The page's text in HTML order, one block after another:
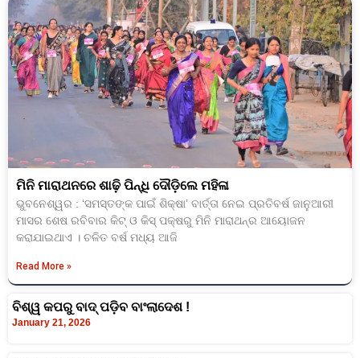
ମିନି ମାରାଥନରେ ଶାଢ଼ି ପିନ୍ଧି ଦୌଡ଼ିଲେ ମହିଳା
ଭୁବନେଶ୍ୱର : ‘ସମସ୍ତଙ୍କ ପାଇଁ ଶିକ୍ଷା’ ବାର୍ତ୍ତା ନେଇ ପ୍ରତିବର୍ଷ ଜାନୁଆରୀ
ମାସର ଶେଷ ରବିବାର କିଟ୍ ଓ କିସ୍ ପକ୍ଷରୁ ମିନି ମାରାଥନ୍‌ର ଆୟୋଜନ
କରାଯାଇଥାଏ । ଚଳିତ ବର୍ଷ ମଧ୍ୟ ଆଜି
Read More »
ବିଶ୍ୱ କପରୁ ବାଦ୍ ପଡ଼ିବ ବାଂଲାଦେଶ !
January 21, 2026